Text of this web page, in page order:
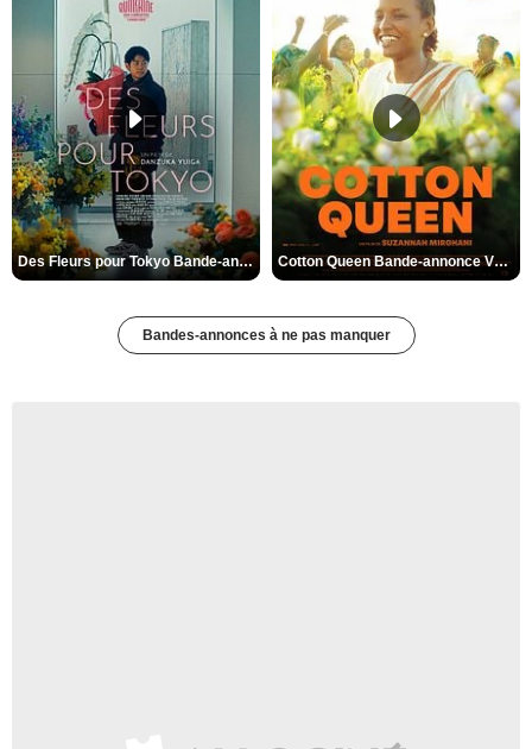
Des Fleurs pour Tokyo Bande-annonce VO STFR Cotton Queen Bande-annonce VO STFR
Bandes-annonces à ne pas manquer